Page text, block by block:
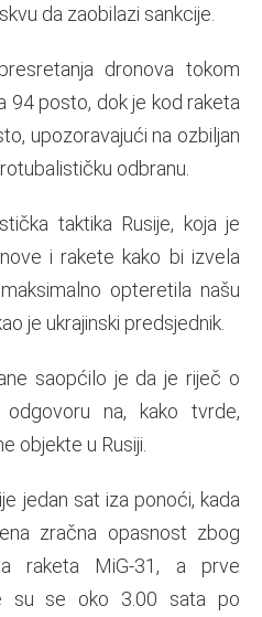
da zaobilazi sankcije.
dronova tokom
94 posto, dok je kod raketa
upozoravajući na ozbiljan
odbranu.
taktika Rusije, koja je
i rakete kako bi izvela
opteretila našu
je ukrajinski predsjednik.
saopćilo je da je riječ o
odgovoru na, kako tvrde,
objekte u Rusiji.
jedan sat iza ponoći, kada
zračna opasnost zbog
raketa MiG-31, a prve
su se oko 3.00 sata po